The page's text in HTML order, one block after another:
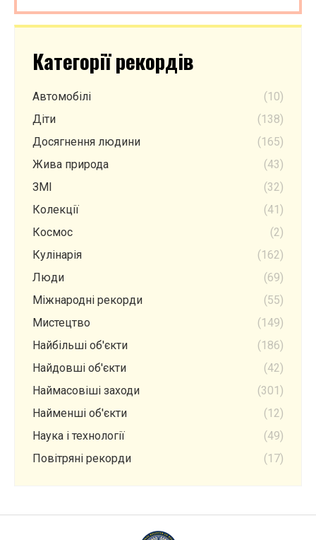
Категорії рекордів
Автомобілі
(10)
Діти
(138)
Досягнення людини
(165)
Жива природа
(43)
ЗМІ
(32)
Колекції
(41)
Космос
(2)
Кулінарія
(162)
Люди
(69)
Міжнародні рекорди
(55)
Мистецтво
(149)
Найбільші об'єкти
(186)
Найдовші об'єкти
(42)
Наймасовіші заходи
(301)
Найменші об'єкти
(12)
Наука і технології
(49)
Повітряні рекорди
(17)